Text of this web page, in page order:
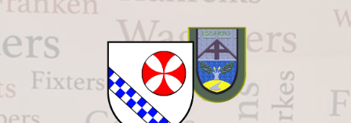
Skip
content
Skip
footer